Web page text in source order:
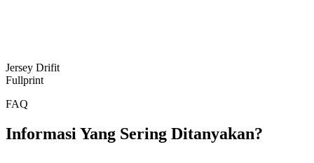
Jersey Drifit
Fullprint
FAQ
Informasi Yang Sering Ditanyakan?